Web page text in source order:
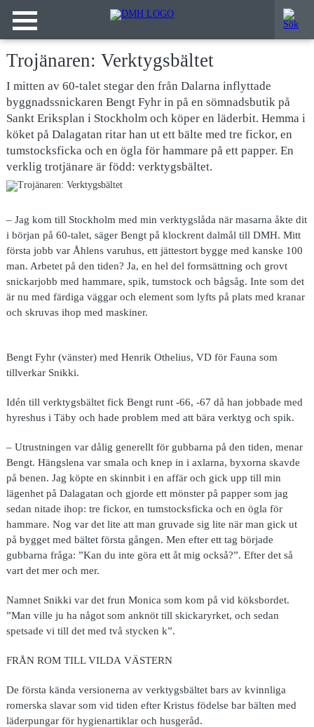
Trojänaren: Verktygsbältet
I mitten av 60-talet stegar den från Dalarna inflyttade
byggnadssnickaren Bengt Fyhr in på en sömnadsbutik på
Sankt Eriksplan i Stockholm och köper en läderbit. Hemma i
köket på Dalagatan ritar han ut ett bälte med tre fickor, en
tumstocksficka och en ögla för hammare på ett papper. En
verklig trotjänare är född: verktygsbältet.
– Jag kom till Stockholm med min verktygslåda när masarna åkte dit
i början på 60-talet, säger Bengt på klockrent dalmål till DMH. Mitt
första jobb var Åhlens varuhus, ett jättestort bygge med kanske 100
man. Arbetet på den tiden? Ja, en hel del formsättning och grovt
snickarjobb med hammare, spik, tumstock och bågsåg. Inte som det
är nu med färdiga väggar och element som lyfts på plats med kranar
och skruvas ihop med maskiner.
Bengt Fyhr (vänster) med Henrik Othelius, VD för Fauna som
tillverkar Snikki.
Idén till verktygsbältet fick Bengt runt -66, -67 då han jobbade med
hyreshus i Täby och hade problem med att bära verktyg och spik.
– Utrustningen var dålig generellt för gubbarna på den tiden, menar
Bengt. Hängslena var smala och knep in i axlarna, byxorna skavde
på benen. Jag köpte en skinnbit i en affär och gick upp till min
lägenhet på Dalagatan och gjorde ett mönster på papper som jag
sedan nitade ihop: tre fickor, en tumstocksficka och en ögla för
hammare. Nog var det lite att man gruvade sig lite när man gick ut
på bygget med bältet första gången. Men efter ett tag började
gubbarna fråga: ”Kan du inte göra ett åt mig också?”. Efter det så
vart det mer och mer.
Namnet Snikki var det frun Monica som kom på vid köksbordet.
”Man ville ju ha något som anknöt till skickaryrket, och sedan
spetsade vi till det med två stycken k”.
FRÅN ROM TILL VILDA VÄSTERN
De första kända versionerna av verktygsbältet bars av kvinnliga
romerska slavar som vid tiden efter Kristus födelse bar bälten med
läderpungar för hygienartiklar och husgeråd.